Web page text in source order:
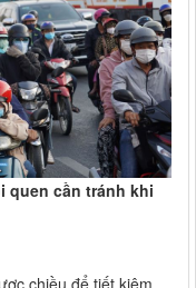
quen cần tránh khi
chiều để tiết kiệm